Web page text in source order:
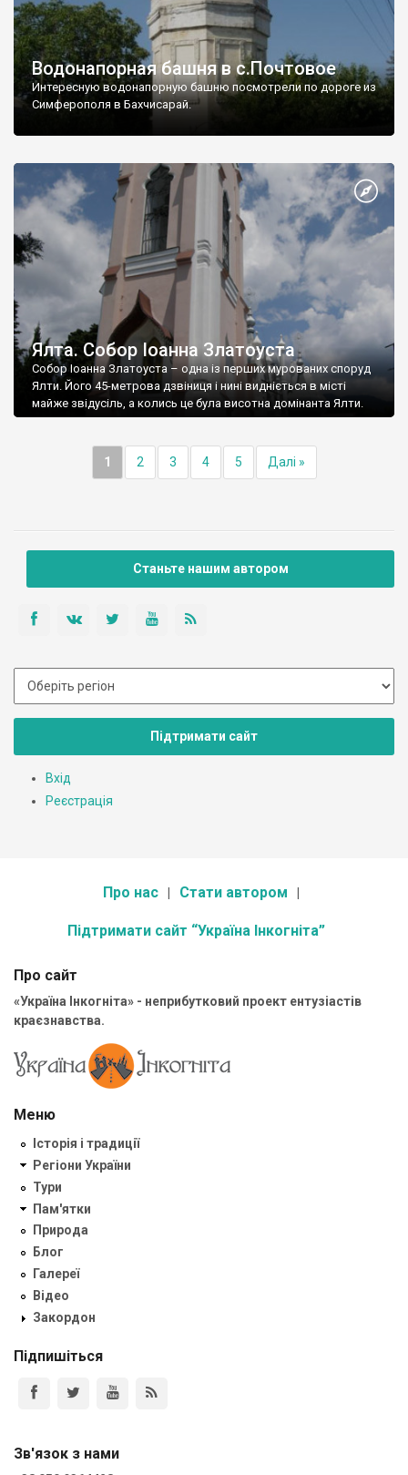
Водонапорная башня в с.Почтовое
Интересную водонапорную башню посмотрели по дороге из
Симферополя в Бахчисарай.
Ялта. Собор Іоанна Златоуста
Собор Іоанна Златоуста – одна із перших мурованих споруд
Ялти. Його 45-метрова дзвіниця і нині видніється в місті
майже звідусіль, а колись це була висотна домінанта Ялти.
1 2 3 4 5 Далі »
Станьте нашим автором
Підтримати сайт
Вхід
Реєстрація
Про нас Стати автором
Підтримати сайт “Україна Інкогніта”
Про сайт
«Україна Інкогніта» - неприбутковий проект ентузіастів
краєзнавства.
Меню
Історія і традиції
Регіони України
Тури
Пам'ятки
Природа
Блог
Галереї
Відео
Закордон
Підпишіться
Зв'язок з нами